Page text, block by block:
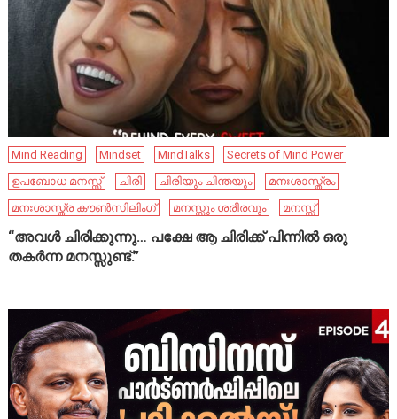
Mind Reading Mindset MindTalks
Secrets of Mind Power
ഉപബോധ മനസ്സ്
ചിരി ചിരിയും ചിന്തയും
മനഃശാസ്ത്രം
മനഃശാസ്ത്ര കൗൺസിലിംഗ്
മനസ്സും ശരീരവും മനസ്സ്
“അവൾ ചിരിക്കുന്നു… പക്ഷേ ആ ചിരിക്ക് പിന്നിൽ ഒരു
തകർന്ന മനസ്സുണ്ട്.”